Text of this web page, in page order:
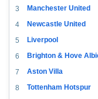
3
Manchester United
4
Newcastle United
5
Liverpool
6
Brighton & Hove
7
Aston Villa
8
Tottenham Hotspur